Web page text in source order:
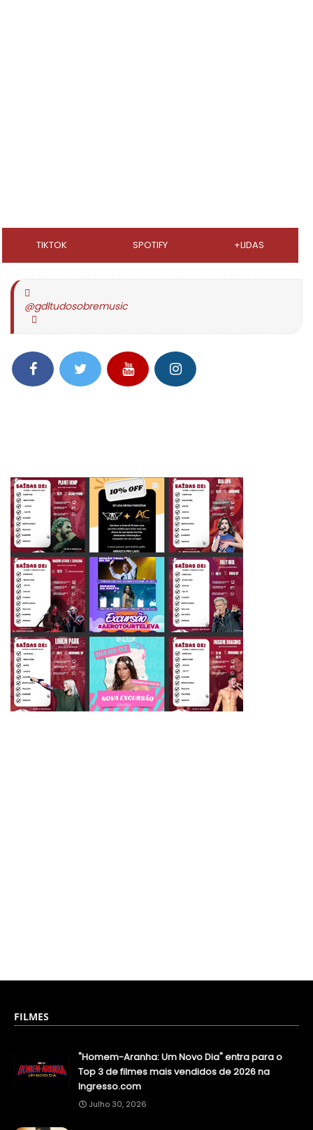
TIKTOK SPOTIFY +LIDAS
@gdltudosobremusic
FILMES
"Homem-Aranha: Um Novo Dia" entra para o
Top 3 de filmes mais vendidos de 2026 na
Ingresso.com
Julho 30, 2026